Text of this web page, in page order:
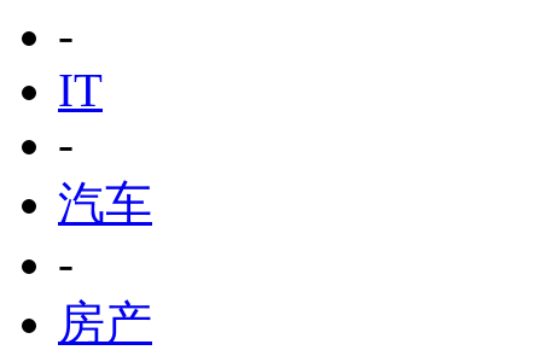
-
IT
-
汽车
-
房产